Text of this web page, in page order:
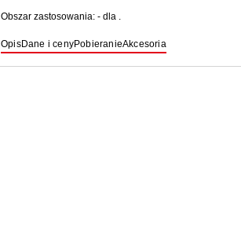
Obszar zastosowania: - dla .
OpisDane i cenyPobieranieAkcesoria